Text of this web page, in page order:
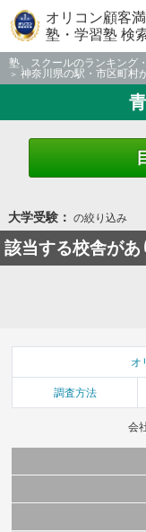
オリコン顧客
塾・学習塾 検
塾、スクールのランキング
神奈川県の駅・市区町村
大学受験： の絞り込み
該当する校舎があ
オ
調査方法
会
当サイトで公開されている情
これらの情報を権利者の許可
当サイトに掲載している内容